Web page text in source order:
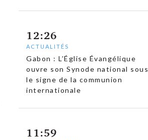
12:26
ACTUALITÉS
Gabon : L’Église Évangélique
ouvre son Synode national sous
le signe de la communion
internationale
11:59